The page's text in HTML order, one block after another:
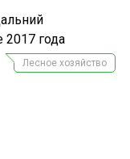
2017 года
Лесное хозяйство